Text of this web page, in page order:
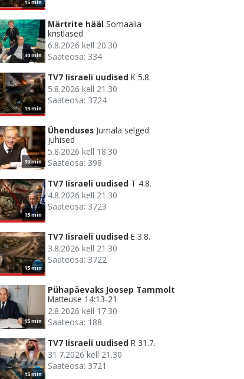
15 min
30 min
Märtrite hääl Somaalia
kristlased
6.8.2026 kell 20.30
Saateosa: 334
15 min
TV7 Iisraeli uudised K 5.8.
5.8.2026 kell 21.30
Saateosa: 3724
30 min
Ühenduses Jumala selged
juhised
5.8.2026 kell 18.30
Saateosa: 398
15 min
TV7 Iisraeli uudised T 4.8.
4.8.2026 kell 21.30
Saateosa: 3723
15 min
TV7 Iisraeli uudised E 3.8.
3.8.2026 kell 21.30
Saateosa: 3722
15 min
Pühapäevaks Joosep Tammolt
Matteuse 14:13-21
2.8.2026 kell 17.30
Saateosa: 188
15 min
TV7 Iisraeli uudised R 31.7.
31.7.2026 kell 21.30
Saateosa: 3721